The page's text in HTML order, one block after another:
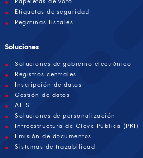
Etiquetas de seguridad
Pegatinas fiscales
Soluciones
Soluciones de gobierno electrónico
Registros centrales
Inscripción de datos
Gestión de datos
AFIS
Soluciones de personalización
Infraestructura de Clave Pública (PKI)
Emisión de documentos
Sistemas de trazabilidad